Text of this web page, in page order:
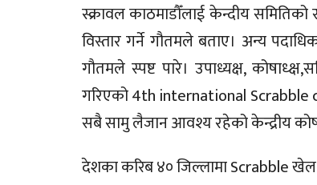
स्क्रावल काठमाडौँलाई केन्दीय
विस्तार गर्ने गौतमले बताए। अन्य
गौतमले स्पष्ट पारे। उपाध्यक्ष,
गरिएको 4th international Scrabble
सबै सामु लैजान आवश्य रहेको केन्द्रीय
देशका करिब ४० जिल्लामा Scrabble खेल